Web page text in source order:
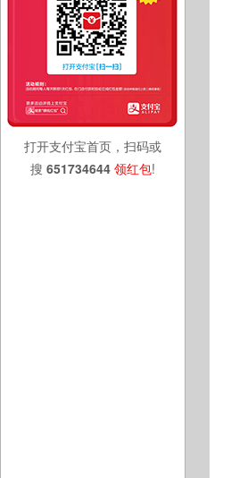
打开支付宝首页，扫码或
搜 651734644 领红包!